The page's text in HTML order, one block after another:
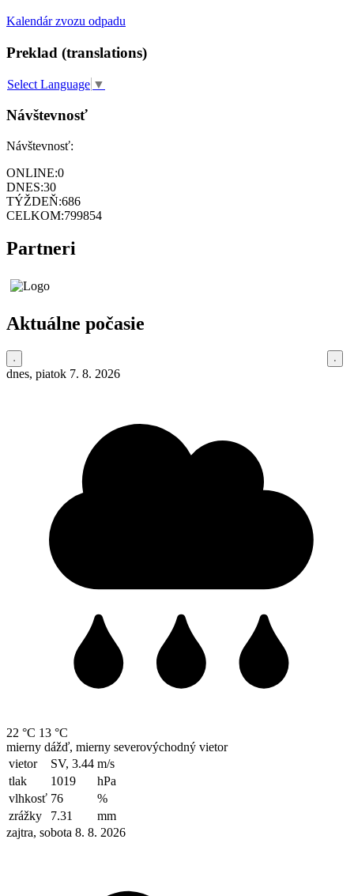
Kalendár zvozu odpadu
Preklad (translations)
Select Language ▼
Návštevnosť
Návštevnosť:
ONLINE:0
DNES:30
TÝŽDEŇ:686
CELKOM:799854
Partneri
Aktuálne počasie
dnes, piatok 7. 8. 2026
22 °C 13 °C
mierny dážď, mierny severovýchodný vietor
vietor
SV, 3.44 m/s
tlak
1019
hPa
vlhkosť 76
%
zrážky
7.31
mm
zajtra, sobota 8. 8. 2026